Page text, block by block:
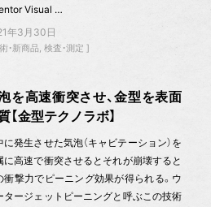
Visual …
年3月30日
・新商品 検査・測定
を高速衝突させ、金型を表面
【金型テクノラボ】
に発生させた気泡（キャビテーション）を
に高速で衝突させるとそれが崩壊すると
衝撃力でピーニング効果が得られる。ウ
タージェットピーニングと呼ぶこの技術